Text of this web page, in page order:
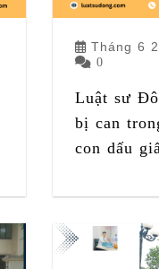
Tháng 6
0
Luật sư
bị can
con dấu